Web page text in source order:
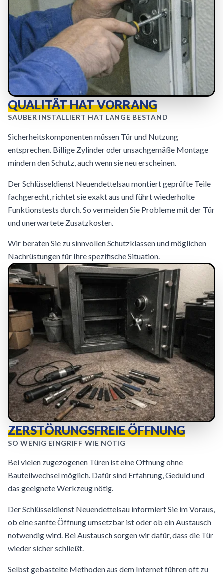
QUALITÄT HAT VORRANG
SAUBER INSTALLIERT HAT LANGE BESTAND
Sicherheitskomponenten müssen Tür und Nutzung
entsprechen. Billige Zylinder oder unsachgemäße Montage
mindern den Schutz, auch wenn sie neu erscheinen.
Der Schlüsseldienst Neuendettelsau montiert geprüfte Teile
fachgerecht, richtet sie exakt aus und führt wiederholte
Funktionstests durch. So vermeiden Sie Probleme mit der Tür
und unerwartete Zusatzkosten.
Wir beraten Sie zu sinnvollen Schutzklassen und möglichen
Nachrüstungen für Ihre spezifische Situation.
ZERSTÖRUNGSFREIE ÖFFNUNG
SO WENIG EINGRIFF WIE NÖTIG
Bei vielen zugezogenen Türen ist eine Öffnung ohne
Bauteilwechsel möglich. Dafür sind Erfahrung, Geduld und
das geeignete Werkzeug nötig.
Der Schlüsseldienst Neuendettelsau informiert Sie im Voraus,
ob eine sanfte Öffnung umsetzbar ist oder ob ein Austausch
notwendig wird. Bei Austausch sorgen wir dafür, dass die Tür
wieder sicher schließt.
Selbst gebastelte Methoden aus dem Internet führen oft zu